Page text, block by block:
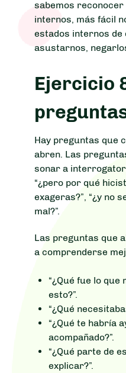
sabemos
internos, más fácil
estados internos
asustarnos,
Ejercicio
Hay preguntas que
abren. Las
sonar a
“¿pero por qué
exageras?”, “¿y no
mal?”.
Las preguntas que
a comprenderse
“¿Qué fue lo
esto?”.
“¿Qué
“¿Qué te habría
acompañado?”.
“¿Qué parte de
explicar?”.